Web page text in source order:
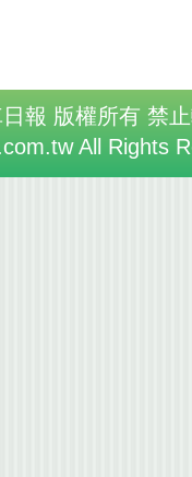
報 版權所有 禁
All Rights